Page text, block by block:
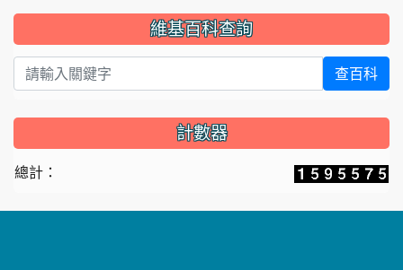
維基百科查詢
查百科
計數器
總計：